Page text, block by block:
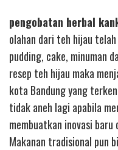
pengobatan herbal
olahan dari teh hijau
pudding, cake, minuman
resep teh hijau maka
kota Bandung yang
tidak aneh lagi apabila
membuatkan inovasi baru
Makanan tradisional pun